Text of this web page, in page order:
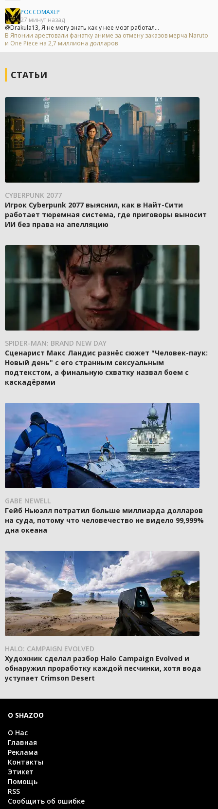
POCCOMAXEP
27 минут назад
@Drakula13, Я не могу знать как у нее мозг работал...
В Японии арестовали фанатку аниме за отмену заказов мерча Naruto
и One Piece на 2,7 миллиона долларов
СТАТЬИ
CYBERPUNK 2077
Игрок Cyberpunk 2077 выяснил, как в Найт-Сити
работает тюремная система, где приговоры выносит
ИИ без права на апелляцию
SPIDER-MAN: BRAND NEW DAY
Сценарист Макс Ландис разнёс сюжет "Человек-паук:
Новый день" с его странным сексуальным
подтекстом, а финальную схватку назвал боем с
каскадёрами
GABE NEWELL
Гейб Ньюэлл потратил больше миллиарда долларов
на суда, потому что человечество не видело 99,999%
дна океана
HALO: CAMPAIGN EVOLVED
Художник сделал разбор Halo Campaign Evolved и
обнаружил проработку каждой песчинки, хотя вода
уступает Crimson Desert
О SHAZOO
О Нас
Главная
Реклама
Контакты
Этикет
Помощь
RSS
Сообщить об ошибке